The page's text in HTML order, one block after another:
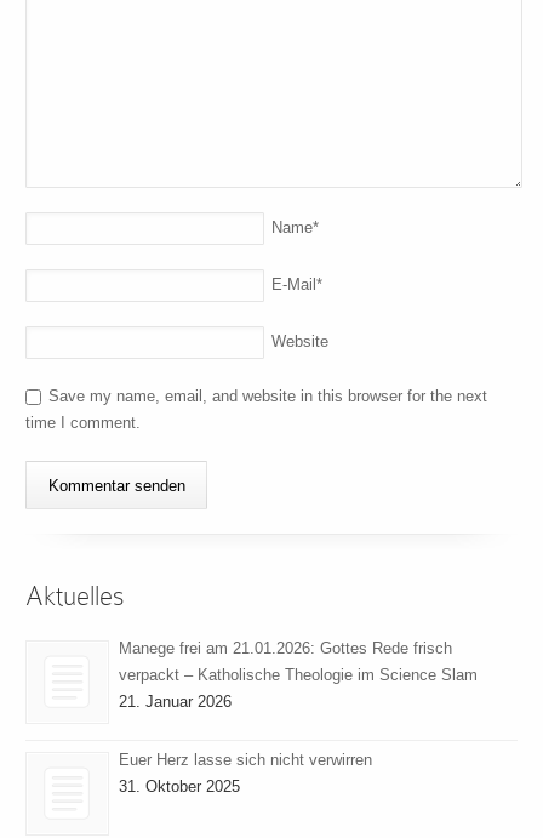
Name*
E-Mail*
Website
Save my name, email, and website in this browser for the next
time I comment.
Aktuelles
Manege frei am 21.01.2026: Gottes Rede frisch
verpackt – Katholische Theologie im Science Slam
21. Januar 2026
Euer Herz lasse sich nicht verwirren
31. Oktober 2025